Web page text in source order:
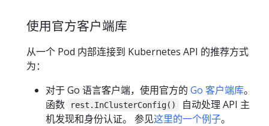
使用官方客户端库
从一个 Pod 内部连接到 Kubernetes API 的推荐方式
为：
对于 Go 语言客户端，使用官方的 Go 客户端库。
函数
rest.InClusterConfig()
自动处理 API 主
机发现和身份认证。 参见这里的一个例子。